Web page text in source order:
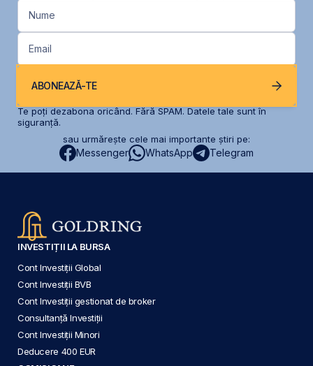
Nume
Email
ABONEAZĂ-TE
Te poți dezabona oricând. Fără SPAM. Datele tale sunt în
siguranță.
sau urmărește cele mai importante știri pe:
Messenger WhatsApp Telegram
INVESTIȚII LA BURSA
Cont Investiții Global
Cont Investiții BVB
Cont Investiții gestionat de broker
Consultanță Investiții
Cont Investiții Minori
Deducere 400 EUR